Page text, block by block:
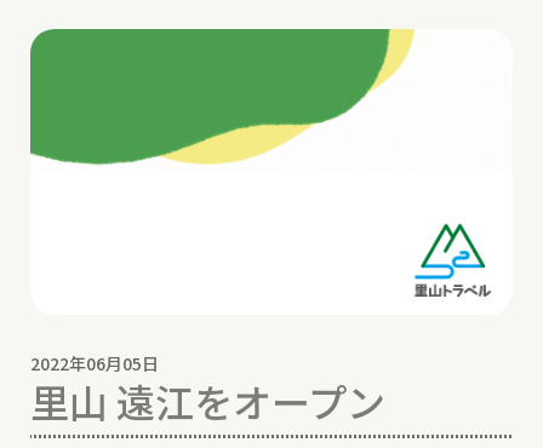
2022年06月05日
里山 遠江をオープン